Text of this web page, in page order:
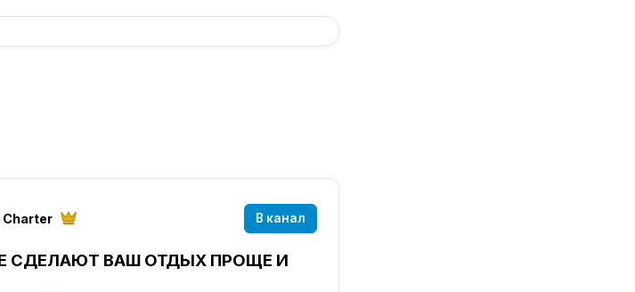
В канал
СДЕЛАЮТ ВАШ ОТДЫХ ПРОЩЕ И